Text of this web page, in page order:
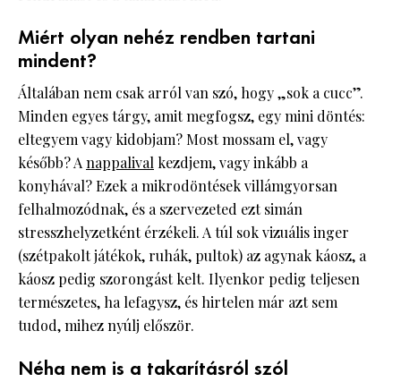
Miért olyan nehéz rendben tartani
mindent?
Általában nem csak arról van szó, hogy „sok a cucc”.
Minden egyes tárgy, amit megfogsz, egy mini döntés:
eltegyem vagy kidobjam? Most mossam el, vagy
később? Anappalival kezdjem, vagy inkább a
konyhával? Ezek a mikrodöntések villámgyorsan
felhalmozódnak, és a szervezeted ezt simán
stresszhelyzetként érzékeli. A túl sok vizuális inger
(szétpakolt játékok, ruhák, pultok) az agynak káosz, a
káosz pedig szorongást kelt. Ilyenkor pedig teljesen
természetes, ha lefagysz, és hirtelen már azt sem
tudod, mihez nyúlj először.
Néha nem is a takarításról szól